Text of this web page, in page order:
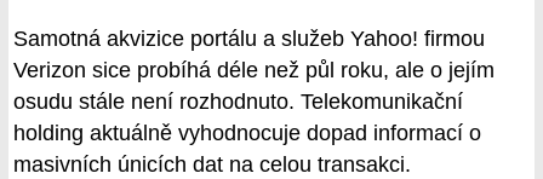
Samotná akvizice portálu a služeb Yahoo! firmou
Verizon sice probíhá déle než půl roku, ale o jejím
osudu stále není rozhodnuto. Telekomunikační
holding aktuálně vyhodnocuje dopad informací o
masivních únicích dat na celou transakci.